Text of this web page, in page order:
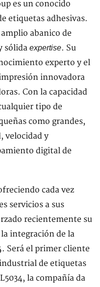
es un conocido
etiquetas adhesivas.
abanico de
sólida expertise. Su
experto y el
innovadora
Con la capacidad
tipo de
como grandes,
velocidad y
digital de
cada vez
servicios a sus
recientemente su
integración de la
Será el primer cliente
de etiquetas
la compañía da